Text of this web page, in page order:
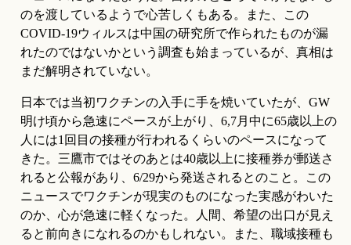
のを渡しているようで心苦しくもある。また、この
COVID-19ウィルスは中国の研究所で作られたものが漏
れたのではないかという調査も始まっているが、真相は
まだ解明されていない。
日本では当初ワクチンの入手に手を焼いていたが、GW
明け頃から急速にペースが上がり、6,7月中に65歳以上の
人には1回目の接種が行われるくらいのペースになって
きた。三鷹市ではそのあとは40歳以上に接種券が郵送さ
れると公報があり、6/29から発送されるとのこと。この
ニュースでワクチンが現実のものになった実感がわいた
のか、心が急速に軽くなった。人間、希望の出口が見え
ると前向きになれるのかもしれない。また、職域接種も